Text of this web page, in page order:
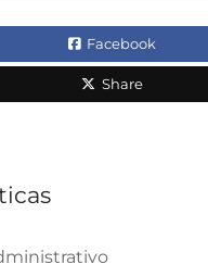
Facebook
Share